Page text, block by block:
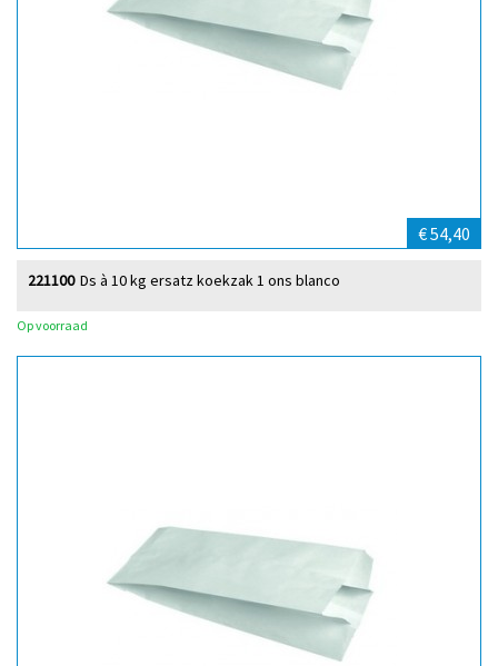
€ 54,40
Ds à 10 kg ersatz koekzak 1 ons blanco
221100
Op voorraad